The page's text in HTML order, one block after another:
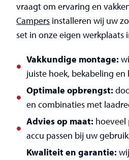
vraagt om ervaring en
Campers installeren wij uw
set in onze eigen werkplaats
Vakkundige montage:
juiste hoek, bekabeling en
Optimale opbrengst:
en combinaties met
Advies op maat: hoeveel
accu passen bij uw
Kwaliteit en garantie: